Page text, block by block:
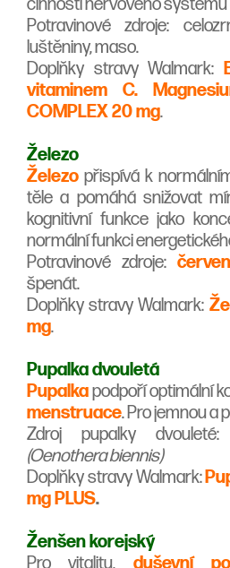
Potravinové zdroje:
luštěniny, maso.
Doplňky stravy Walmark:
vitaminem C.
COMPLEX 20 mg.
Železo
Železo přispívá k
těle a pomáhá snižovat
kognitivní funkce jako
normální funkci
Potravinové zdroje:
špenát.
Doplňky stravy Walmark:
mg.
Pupalka dvouletá
Pupalkapodpoří optimální
menstruace. Pro jemnou a
Zdroj pupalky
(Oenothera biennis)
Doplňky stravy Walmark:
mg PLUS.
Ženšen korejský
Pro vitalitu, duševní